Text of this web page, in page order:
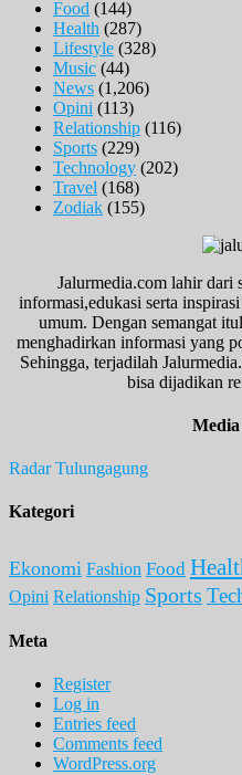
Food (144)
Health (287)
Lifestyle (328)
Music (44)
News (1,206)
Opini (113)
Relationship (116)
Sports (229)
Technology (202)
Travel (168)
Zodiak (155)
Jalurmedia.com lahir dari
informasi,edukasi serta
umum. Dengan semangat
menghadirkan informasi yang
Sehingga, terjadilah
bisa dijadikan
Radar Tulungagung
Kategori
Ekonomi Fashion Food
Opini Relationship Sports
Meta
Register
Log in
Entries feed
Comments feed
WordPress.org